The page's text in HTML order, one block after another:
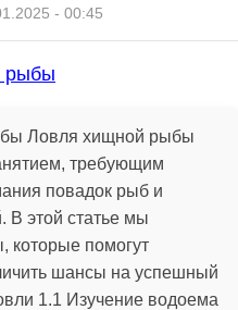
- 00:45
рыбы
Ловля хищной рыбы
требующим
повадок рыб и
В этой статье мы
которые помогут
шансы на успешный
1.1 Изучение водоема